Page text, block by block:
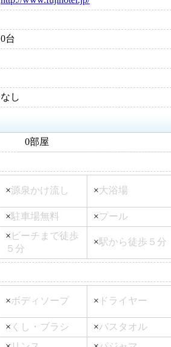
0台
なし
0部屋
×源泉かけ流し ×大浴場
×駐車場無料 ×プール
× ビーチまで徒歩
５分
×駅から徒歩５分
×ボディソープ × ドライヤー
× くし・ブラシ ×バスタオル